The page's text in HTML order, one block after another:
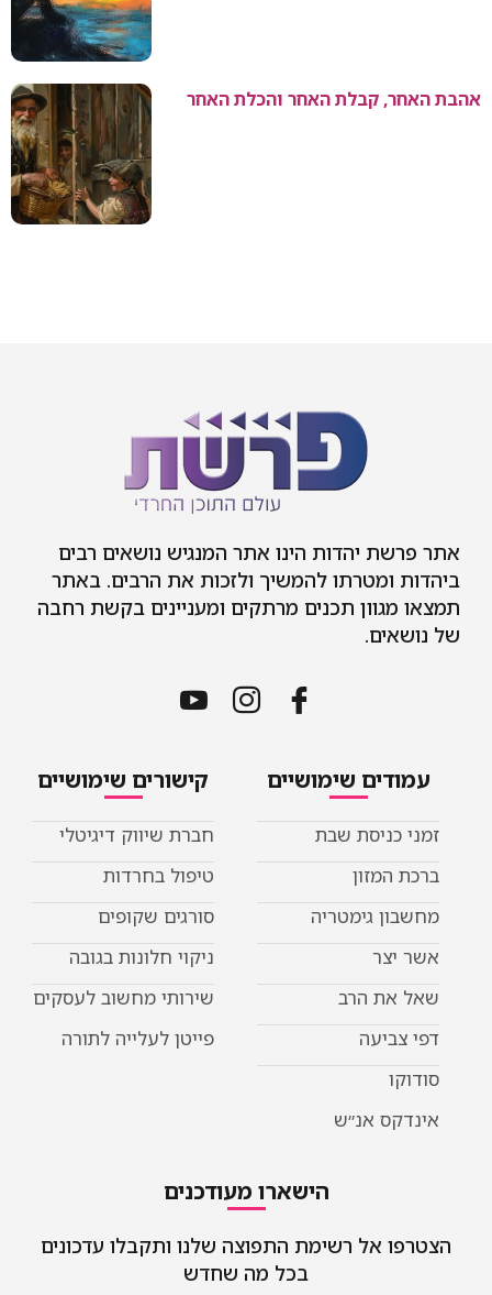
אהבת האחר, קבלת האחר והכלת האחר
אתר פרשת יהדות הינו אתר המנגיש נושאים רבים
ביהדות ומטרתו להמשיך ולזכות את הרבים. באתר
תמצאו מגוון תכנים מרתקים ומעניינים בקשת רחבה
של נושאים.
עמודים שימושיים
זמני כניסת שבת
ברכת המזון
מחשבון גימטריה
אשר יצר
שאל את הרב
דפי צביעה
סודוקו
אינדקס אנ״ש
קישורים שימושיים
חברת שיווק דיגיטלי
טיפול בחרדות
סורגים שקופים
ניקוי חלונות בגובה
שירותי מחשוב לעסקים
פייטן לעלייה לתורה
הישארו מעודכנים
הצטרפו אל רשימת התפוצה שלנו ותקבלו עדכונים
בכל מה שחדש